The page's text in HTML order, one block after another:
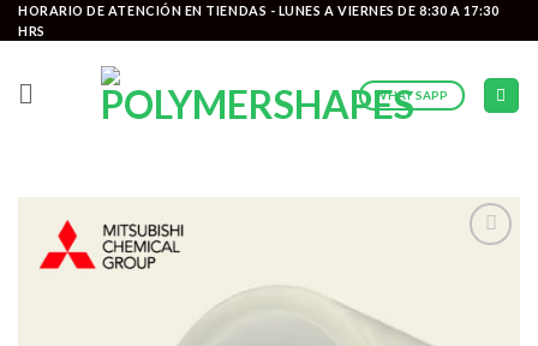
Saltar
al
HORARIO DE ATENCIÓN EN TIENDAS - LUNES A VIERNES DE 8:30 A 17:30
HRS
WHATSAPP